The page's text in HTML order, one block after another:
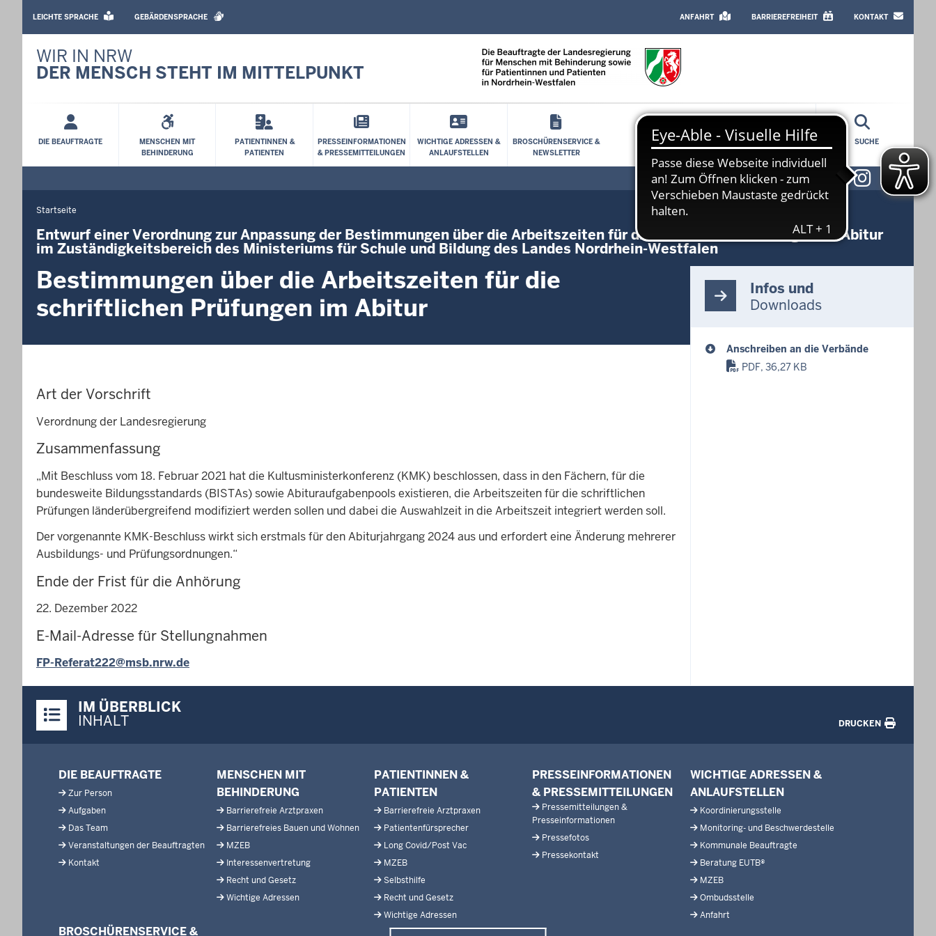
SPRACHEN
LEICHTE SPRACHE GEBÄRDENSPRACHE
TOPANFAHRT BARRIEREFREIHEIT KONTAKT
WIR IN NRW
DER MENSCH STEHT IM MITTELPUNKT
Hauptmenü
DIE BEAUFTRAGTE
MENSCHEN MIT
BEHINDERUNG
PATIENTINNEN &
PATIENTEN
PRESSEINFORMATIONEN
& PRESSEMITTEILUNGEN
WICHTIGE ADRESSEN &
ANLAUFSTELLEN
BROSCHÜRENSERVICE &
NEWSLETTER
SUCHE
Sie
befinden
sich
Startseite
Entwurf einer Verordnung zur Anpassung der Bestimmungen über die Arbeitszeiten für die schriftlichen Prüfungen im Abitur
im Zuständigkeitsbereich des Ministeriums für Schule und Bildung des Landes Nordrhein-Westfalen
Bestimmungen über die Arbeitszeiten für die
schriftlichen Prüfungen im Abitur
Art der Vorschrift
Verordnung der Landesregierung
Zusammenfassung
„Mit Beschluss vom 18. Februar 2021 hat die Kultusministerkonferenz (KMK) beschlossen, dass in den Fächern, für die
bundesweite Bildungsstandards (BISTAs) sowie Abituraufgabenpools existieren, die Arbeitszeiten für die schriftlichen
Prüfungen länderübergreifend modifiziert werden sollen und dabei die Auswahlzeit in die Arbeitszeit integriert werden soll.
Der vorgenannte KMK-Beschluss wirkt sich erstmals für den Abiturjahrgang 2024 aus und erfordert eine Änderung mehrerer
Ausbildungs- und Prüfungsordnungen.“
Ende der Frist für die Anhörung
22. Dezember 2022
E-Mail-Adresse für Stellungnahmen
FP-Referat222@msb.nrw.de
Infos und
Downloads
Anschreiben an die Verbände
PDF, 36,27 KB
Inhalte
IM ÜBERBLICK
INHALT DRUCKEN
der
Fußzeile
DIE BEAUFTRAGTE
Zur Person
Aufgaben
Das Team
Veranstaltungen der Beauftragten
Kontakt
MENSCHEN MIT
BEHINDERUNG
Barrierefreie Arztpraxen
Barrierefreies Bauen und Wohnen
MZEB
Interessenvertretung
Recht und Gesetz
Wichtige Adressen
PATIENTINNEN &
PATIENTEN
Barrierefreie Arztpraxen
Patientenfürsprecher
Long Covid/Post Vac
MZEB
Selbsthilfe
Recht und Gesetz
Wichtige Adressen
PRESSEINFORMATIONEN
& PRESSEMITTEILUNGEN
Pressemitteilungen &
Presseinformationen
Pressefotos
Pressekontakt
WICHTIGE ADRESSEN &
ANLAUFSTELLEN
Koordinierungsstelle
Monitoring- und Beschwerdestelle
Kommunale Beauftragte
Beratung EUTB®
MZEB
Ombudsstelle
Anfahrt
BROSCHÜRENSERVICE &